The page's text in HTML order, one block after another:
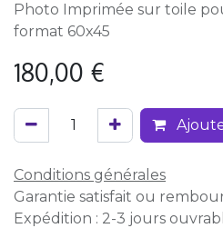
Photo Imprimée sur toile
format 60x45
180,00 €
Conditions générales
Garantie satisfait ou
Expédition : 2-3 jours